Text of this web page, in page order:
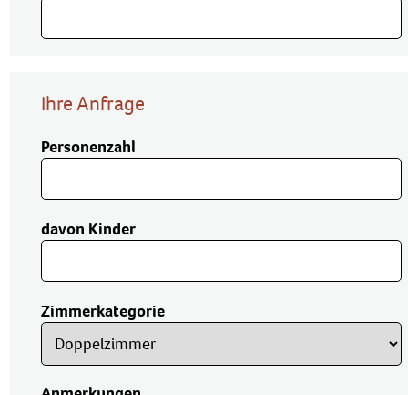
Ihre Anfrage
Personenzahl
davon Kinder
Zimmerkategorie